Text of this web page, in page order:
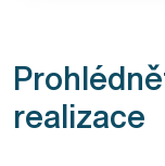
realizace